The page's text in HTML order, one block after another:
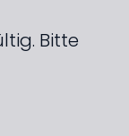
Bitte